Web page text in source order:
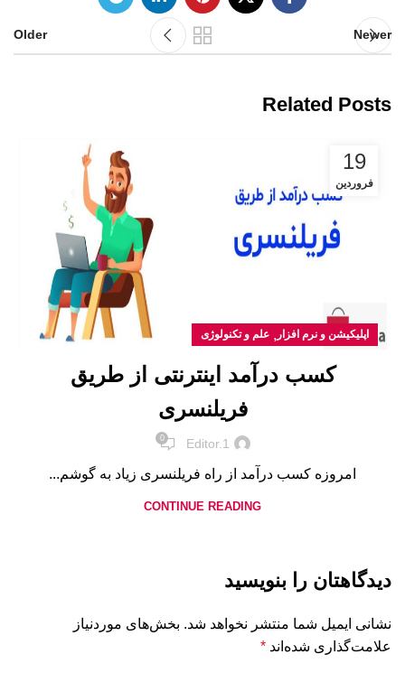
Newer
Older
Related Posts
19
فروردین
اپلیکیشن و نرم افزار , علم و تکنولوژی
کسب درآمد اینترنتی از طریق
فریلنسری
Editor.1
0
امروزه کسب درآمد از راه فریلنسری زیاد به گوشم...
CONTINUE READING
دیدگاهتان را بنویسید
نشانی ایمیل شما منتشر نخواهد شد. بخش‌های موردنیاز
علامت‌گذاری شده‌اند *